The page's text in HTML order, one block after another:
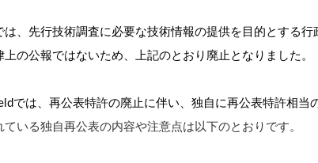
、 先行技術調査に必要な技術情報の提供を目的とする
上の公報ではないため、上記のとおり廃止となりました。
では、再公表特許の廃止に伴い、独自に再公表特許相当
ている独自再公表の内容や注意点は以下のとおりです。